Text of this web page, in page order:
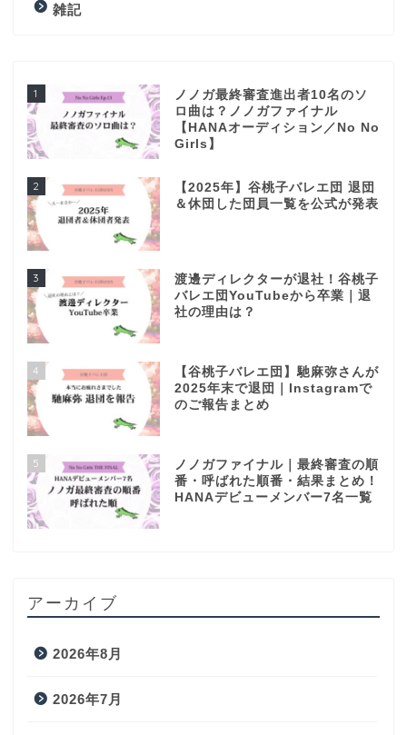
雑記
1
ノノガ最終審査進出者10名のソ
ロ曲は？ノノガファイナル
【HANAオーディション／No No
Girls】
2
【2025年】谷桃子バレエ団 退団
＆休団した団員一覧を公式が発表
3
渡邊ディレクターが退社！谷桃子
バレエ団YouTubeから卒業｜退
社の理由は？
4
【谷桃子バレエ団】馳麻弥さんが
2025年末で退団｜Instagramで
のご報告まとめ
5
ノノガファイナル｜最終審査の順
番・呼ばれた順番・結果まとめ！
HANAデビューメンバー7名一覧
アーカイブ
2026年8月
2026年7月